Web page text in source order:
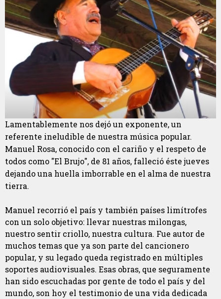
Lamentablemente nos dejó un exponente, un
referente ineludible de nuestra música popular.
Manuel Rosa, conocido con el cariño y el respeto de
todos como "El Brujo", de 81 años, falleció éste jueves
dejando una huella imborrable en el alma de nuestra
tierra.
Manuel recorrió el país y también países limítrofes
con un solo objetivo: llevar nuestras milongas,
nuestro sentir criollo, nuestra cultura. Fue autor de
muchos temas que ya son parte del cancionero
popular, y su legado queda registrado en múltiples
soportes audiovisuales. Esas obras, que seguramente
han sido escuchadas por gente de todo el país y del
mundo, son hoy el testimonio de una vida dedicada